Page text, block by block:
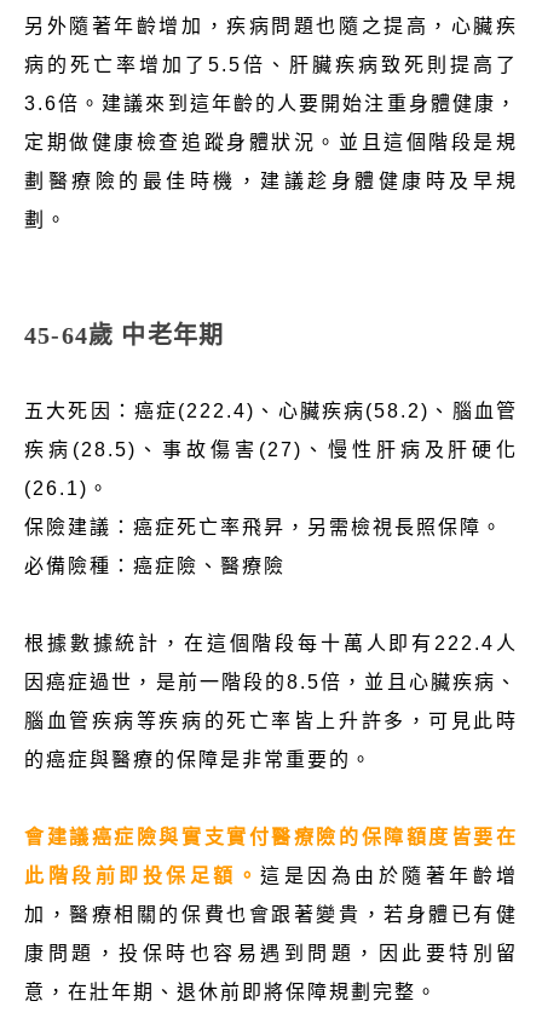
另外隨著年齡增加，疾病問題也隨之提高，心臟疾
病的死亡率增加了5.5倍、肝臟疾病致死則提高了
3.6倍。建議來到這年齡的人要開始注重身體健康，
定期做健康檢查追蹤身體狀況。並且這個階段是規
劃醫療險的最佳時機，建議趁身體健康時及早規
劃。
45-64歲 中老年期
五大死因：癌症(222.4)、心臟疾病(58.2)、腦血管
疾病(28.5)、事故傷害(27)、慢性肝病及肝硬化
(26.1)。
保險建議：癌症死亡率飛昇，另需檢視長照保障。
必備險種：癌症險、醫療險
根據數據統計，在這個階段每十萬人即有222.4人
因癌症過世，是前一階段的8.5倍，並且心臟疾病、
腦血管疾病等疾病的死亡率皆上升許多，可見此時
的癌症與醫療的保障是非常重要的。
會建議癌症險與實支實付醫療險的保障額度皆要在
此階段前即投保足額。 這是因為由於隨著年齡增
加，醫療相關的保費也會跟著變貴，若身體已有健
康問題，投保時也容易遇到問題，因此要特別留
意，在壯年期、退休前即將保障規劃完整。